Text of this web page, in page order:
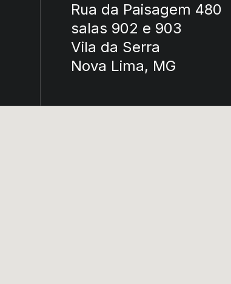
Rua da Paisagem 480
salas 902 e 903
Vila da Serra
Nova Lima, MG